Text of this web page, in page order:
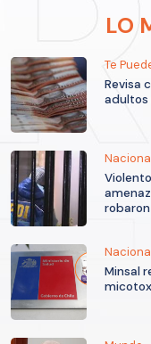
LO
Te
Revisa
adultos
Minsal